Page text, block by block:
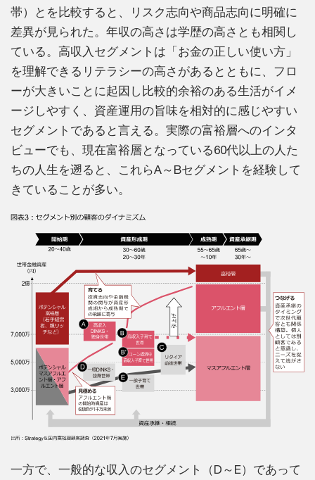
帯）とを比較すると、リスク志向や商品志向に明確に
差異が見られた。年収の高さは学歴の高さとも相関し
ている。高収入セグメントは「お金の正しい使い方」
を理解できるリテラシーの高さがあるとともに、フロ
ーが大きいことに起因し比較的余裕のある生活がイメ
ージしやすく、資産運用の旨味を相対的に感じやすい
セグメントであると言える。実際の富裕層へのインタ
ビューでも、現在富裕層となっている60代以上の人た
ちの人生を遡ると、これらA～Bセグメントを経験して
きていることが多い。
一方で、一般的な収入のセグメント（D～E）であって